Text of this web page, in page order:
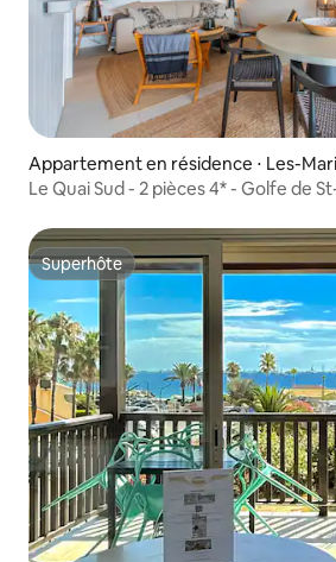
Appartement en résidence ⋅ Les-
-Cogolin
Le Quai Sud - 2 pièces 4* - Golfe de
Superhôte
Superhôte